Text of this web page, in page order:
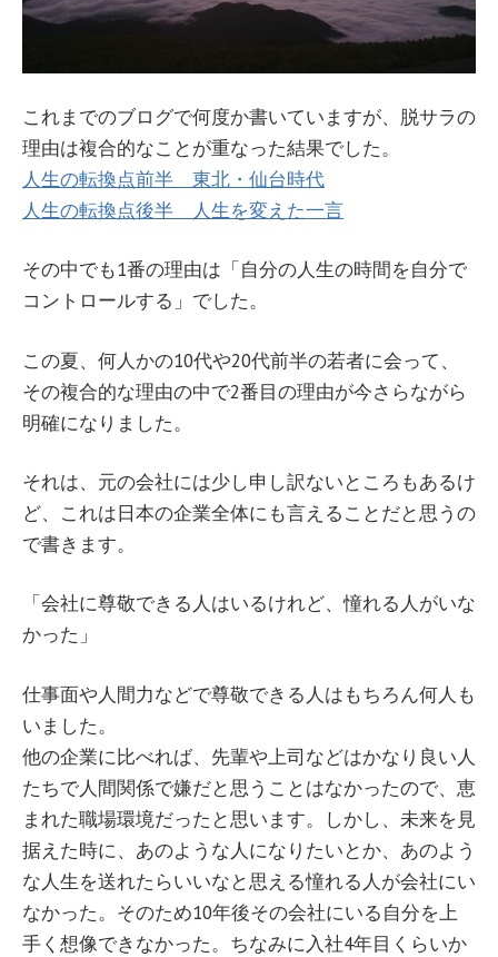
これまでのブログで何度か書いていますが、脱サラの
理由は複合的なことが重なった結果でした。
人生の転換点前半 東北・仙台時代
人生の転換点後半 人生を変えた一言
その中でも1番の理由は「自分の人生の時間を自分で
コントロールする」でした。
この夏、何人かの10代や20代前半の若者に会って、
その複合的な理由の中で2番目の理由が今さらながら
明確になりました。
それは、元の会社には少し申し訳ないところもあるけ
ど、これは日本の企業全体にも言えることだと思うの
で書きます。
「会社に尊敬できる人はいるけれど、憧れる人がいな
かった」
仕事面や人間力などで尊敬できる人はもちろん何人も
いました。
他の企業に比べれば、先輩や上司などはかなり良い人
たちで人間関係で嫌だと思うことはなかったので、恵
まれた職場環境だったと思います。しかし、未来を見
据えた時に、あのような人になりたいとか、あのよう
な人生を送れたらいいなと思える憧れる人が会社にい
なかった。そのため10年後その会社にいる自分を上
手く想像できなかった。ちなみに入社4年目くらいか